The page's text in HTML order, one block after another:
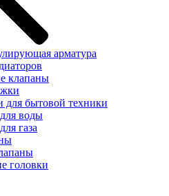
арматура
клапаны
для бытовой техники
воды
газа
головки